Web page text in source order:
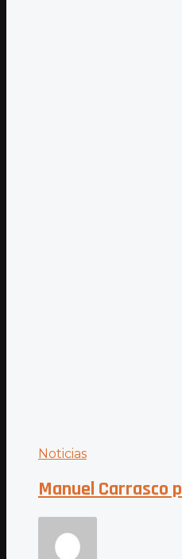
Noticias
Manuel Carrasco